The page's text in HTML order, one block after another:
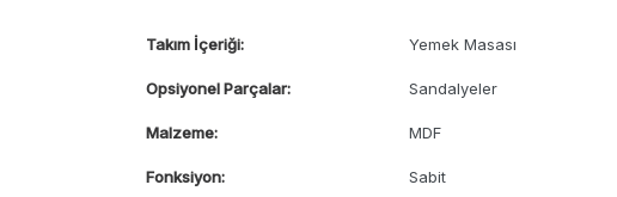
Takım İçeriği: Yemek Masası
Opsiyonel Parçalar: Sandalyeler
Malzeme: MDF
Fonksiyon: Sabit